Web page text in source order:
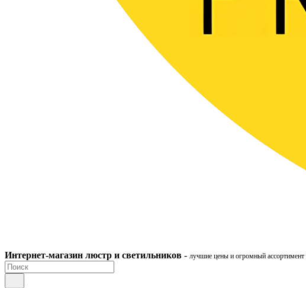
Интернет-магазин люстр и светильников - лучшие цены и огромный ассортимент